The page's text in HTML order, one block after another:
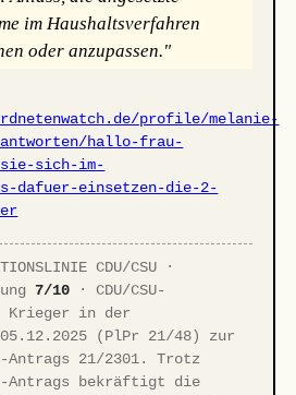
im Haushaltsverfahren
oder anzupassen."
profile/melanie-
hallo-frau-
sie-sich-im-
dafuer-einsetzen-die-2-
CDU/CSU ·
7/10 · CDU/CSU-
Krieger in der
(PlPr 21/48) zur
Antrags 21/2301. Trotz
Antrags bekräftigt die